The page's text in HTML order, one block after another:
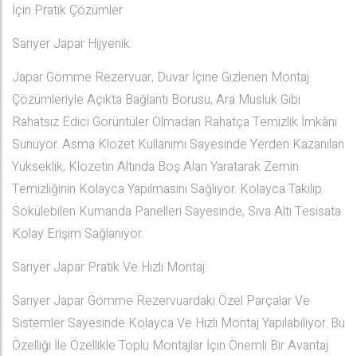
İçin Pratik Çözümler
Sarıyer Japar Hijyenik:
Japar Gömme Rezervuar, Duvar İçine Gizlenen Montaj
Çözümleriyle Açıkta Bağlantı Borusu, Ara Musluk Gibi
Rahatsız Edici Görüntüler Olmadan Rahatça Temizlik İmkânı
Sunuyor. Asma Klozet Kullanımı Sayesinde Yerden Kazanılan
Yükseklik, Klozetin Altında Boş Alan Yaratarak Zemin
Temizliğinin Kolayca Yapılmasını Sağlıyor. Kolayca Takılıp
Sökülebilen Kumanda Panelleri Sayesinde, Sıva Altı Tesisata
Kolay Erişim Sağlanıyor.
Sarıyer Japar Pratik Ve Hızlı Montaj:
Sarıyer Japar Gömme Rezervuardaki Özel Parçalar Ve
Sistemler Sayesinde Kolayca Ve Hızlı Montaj Yapılabiliyor. Bu
Özelliği İle Özellikle Toplu Montajlar İçin Önemli Bir Avantaj